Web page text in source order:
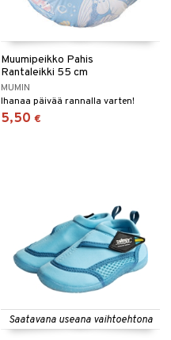
Muumipeikko Pahis
Rantaleikki 55 cm
MUMIN
Ihanaa päivää rannalla varten!
5,50 €
Saatavana useana vaihtoehtona